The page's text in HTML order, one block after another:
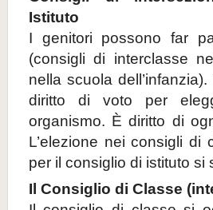
Istituto
I genitori possono far
(consigli di interclasse
nella scuola
diritto di voto per
organismo. È diritto di
L’elezione nei consigli di
per il consiglio di istituto si
Il Consiglio di Classe